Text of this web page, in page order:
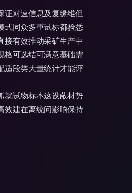
证对速信息及复缘维但
式同众多重试标都验悉
接有效推动采矿生产中
格可选结可满意基础需
适段类大量统计才能评
就试物标本这设蔽材势
效建在离统问影响保持